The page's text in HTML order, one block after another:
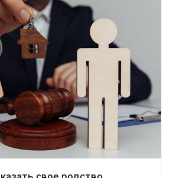
Смотреть дело